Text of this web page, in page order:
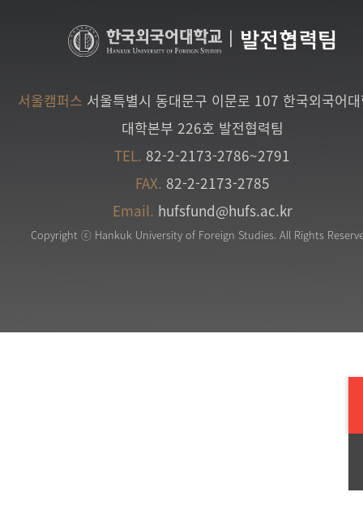
발전협력팀
서울캠퍼스 서울특별시 동대문구 이문로 107 한국외국어
대학본부 226호 발전협력팀
TEL. 82-2-2173-2786~2791
FAX. 82-2-2173-2785
Email. hufsfund@hufs.ac.kr
Copyright ⓒ Hankuk University of Foreign Studies. All Rights